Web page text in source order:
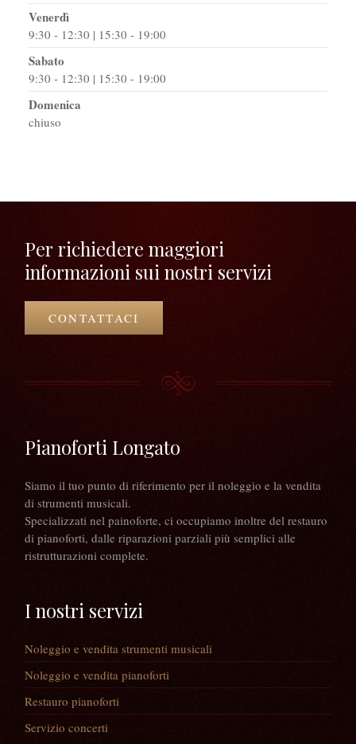
Venerdì
9:30 - 12:30 | 15:30 - 19:00
Sabato
9:30 - 12:30 | 15:30 - 19:00
Domenica
chiuso
Per richiedere maggiori
informazioni sui nostri servizi
CONTATTACI
Pianoforti Longato
Siamo il tuo punto di riferimento per il noleggio e la vendita
di strumenti musicali.
Specializzati nel painoforte, ci occupiamo inoltre del restauro
di pianoforti, dalle riparazioni parziali più semplici alle
ristrutturazioni complete.
I nostri servizi
Noleggio e vendita strumenti musicali
Noleggio e vendita pianoforti
Restauro pianoforti
Servizio concerti